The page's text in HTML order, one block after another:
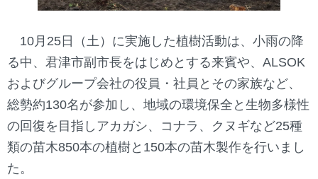
10月25日（土）に実施した植樹活動は、小雨の降
る中、君津市副市長をはじめとする来賓や、ALSOK
およびグループ会社の役員・社員とその家族など、
総勢約130名が参加し、地域の環境保全と生物多様性
の回復を目指しアカガシ、コナラ、クヌギなど25種
類の苗木850本の植樹と150本の苗木製作を行いまし
た。